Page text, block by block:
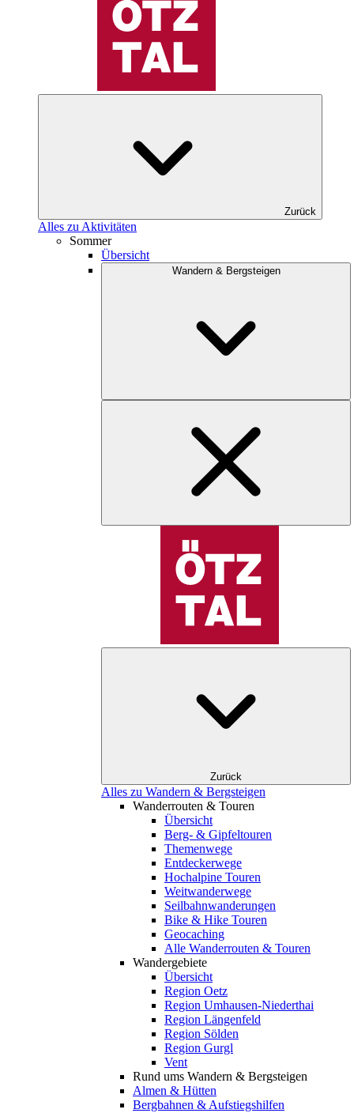
Zurück
Alles zu Aktivitäten
Sommer
Übersicht
Wandern & Bergsteigen
Zurück
Alles zu Wandern & Bergsteigen
Wanderrouten & Touren
Übersicht
Berg- & Gipfeltouren
Themenwege
Entdeckerwege
Hochalpine Touren
Weitwanderwege
Seilbahnwanderungen
Bike & Hike Touren
Geocaching
Alle Wanderrouten & Touren
Wandergebiete
Übersicht
Region Oetz
Region Umhausen-Niederthai
Region Längenfeld
Region Sölden
Region Gurgl
Vent
Rund ums Wandern & Bergsteigen
Almen & Hütten
Bergbahnen & Aufstiegshilfen